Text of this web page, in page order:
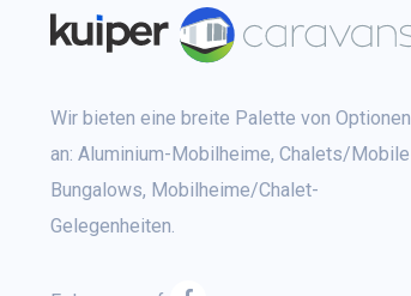
Wir bieten eine breite Palette von Optionen
an: Aluminium-Mobilheime, Chalets/Mobile
Bungalows, Mobilheime/Chalet-
Gelegenheiten.